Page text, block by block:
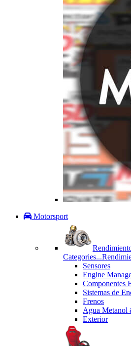
Motorsport
Categories...
Sensores
Engine
Componentes
Sistemas de
Frenos
Agua Metanol
Exterior